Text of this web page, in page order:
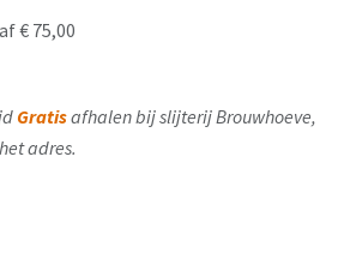
€ 75,00
Gratisafhalen bij slijterij Brouwhoeve,
adres.